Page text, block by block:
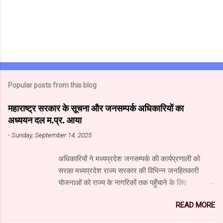
Popular posts from this blog
महाराष्ट्र सरकार के सूचना और जनसम्पर्क अधिकारियों का
अध्ययन दल म.प्र. आया
-Sunday, September 14, 2025
अधिकारियों ने मध्यप्रदेश जनसम्पर्क की कार्यप्रणाली को
सराहा मध्यप्रदेश राज्य सरकार की विभिन्न जनहितकारी
योजनाओं को राज्य के नागरिकों तक पहुँचाने के लिए
उपयोग कर रहा है। यहाँ पारंपरिक माध्यमों के साथ नवीनतम
डिजिटल और सोशल मीडिया का भी प्रभावी ढंग से उपयोग
READ MORE